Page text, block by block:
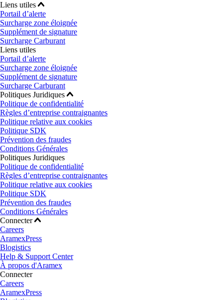
Liens utiles
Portail d’alerte
Surcharge zone éloignée
Supplément de signature
Surcharge Carburant
Liens utiles
Portail d’alerte
Surcharge zone éloignée
Supplément de signature
Surcharge Carburant
Politiques Juridiques
Politique de confidentialité
Règles d’entreprise contraignantes
Politique relative aux cookies
Politique SDK
Prévention des fraudes
Conditions Générales
Politiques Juridiques
Politique de confidentialité
Règles d’entreprise contraignantes
Politique relative aux cookies
Politique SDK
Prévention des fraudes
Conditions Générales
Connecter
Careers
AramexPress
Blogistics
Help & Support Center
À propos d'Aramex
Connecter
Careers
AramexPress